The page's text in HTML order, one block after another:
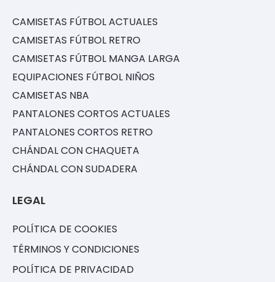
CAMISETAS FÚTBOL ACTUALES
CAMISETAS FÚTBOL RETRO
CAMISETAS FÚTBOL MANGA LARGA
EQUIPACIONES FÚTBOL NIÑOS
CAMISETAS NBA
PANTALONES CORTOS ACTUALES
PANTALONES CORTOS RETRO
CHÁNDAL CON CHAQUETA
CHÁNDAL CON SUDADERA
LEGAL
POLÍTICA DE COOKIES
TÉRMINOS Y CONDICIONES
POLÍTICA DE PRIVACIDAD